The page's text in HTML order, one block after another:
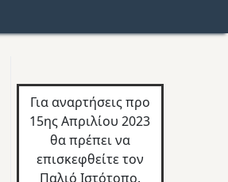
Για αναρτήσεις προ
15ης Απριλίου 2023
θα πρέπει να
επισκεφθείτε τον
Παλιό Ιστότοπο.